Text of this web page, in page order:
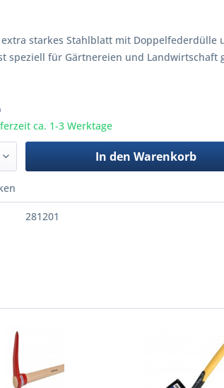
starkes Stahlblatt mit Doppelfederdülle
speziell für Gärtnereien und Landwirtschaft
ca. 1-3 Werktage
In den Warenkorb
281201